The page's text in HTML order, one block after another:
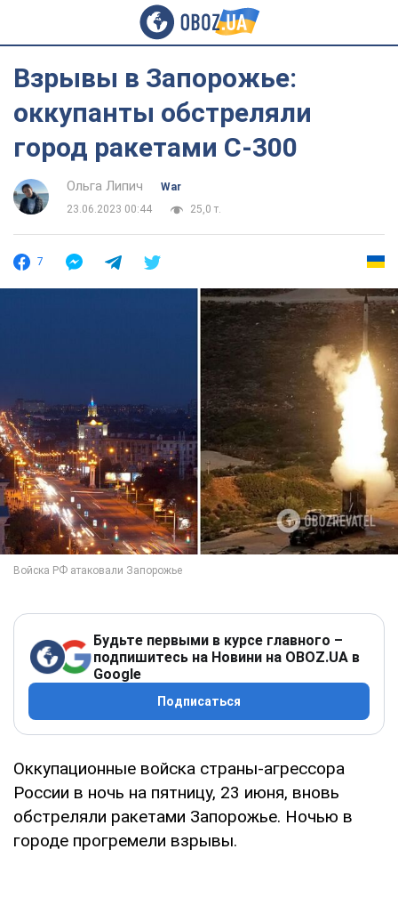
Взрывы в Запорожье:
оккупанты обстреляли
город ракетами С-300
Ольга Липич
War
23.06.2023 00:44
25,0 т.
7
Будьте первыми в курсе главного –
подпишитесь на Новини на OBOZ.UA в
Google
Подписаться
Оккупационные войска страны-агрессора
России в ночь на пятницу, 23 июня, вновь
обстреляли ракетами Запорожье. Ночью в
городе прогремели взрывы.